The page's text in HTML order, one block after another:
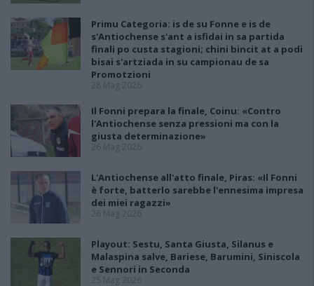
Primu Categoria: is de su Fonne e is de
s'Antiochense s'ant a isfidai in sa partida
finali po custa stagioni; chini bincit at a podi
bisai s'artziada in su campionau de sa
Promotzioni
28 Mag 2026
Il Fonni prepara la finale, Coinu: «Contro
l'Antiochense senza pressioni ma con la
giusta determinazione»
26 Mag 2026
L'Antiochense all'atto finale, Piras: «Il Fonni
è forte, batterlo sarebbe l'ennesima impresa
dei miei ragazzi»
26 Mag 2026
Playout: Sestu, Santa Giusta, Silanus e
Malaspina salve, Bariese, Barumini, Siniscola
e Sennori in Seconda
25 Mag 2026